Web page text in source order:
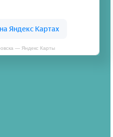
— Яндекс Карты